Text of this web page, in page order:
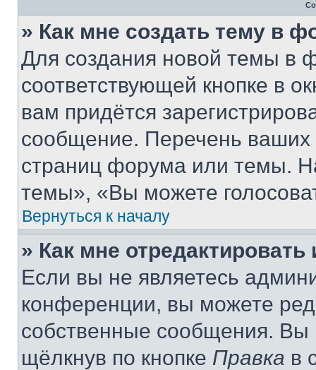
» Как мне создать тему в
Для создания новой темы в
соответствующей кнопке в
вам придётся
сообщение. Перечень ваших
страниц форума или темы.
темы», «Вы можете
Вернуться к началу
» Как мне
Если вы не являетесь
конференции, вы можете
собственные сообщения. Вы
щёлкнув по кнопке Правка в